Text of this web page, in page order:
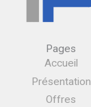
Pages
Accueil
Présentation
Offres